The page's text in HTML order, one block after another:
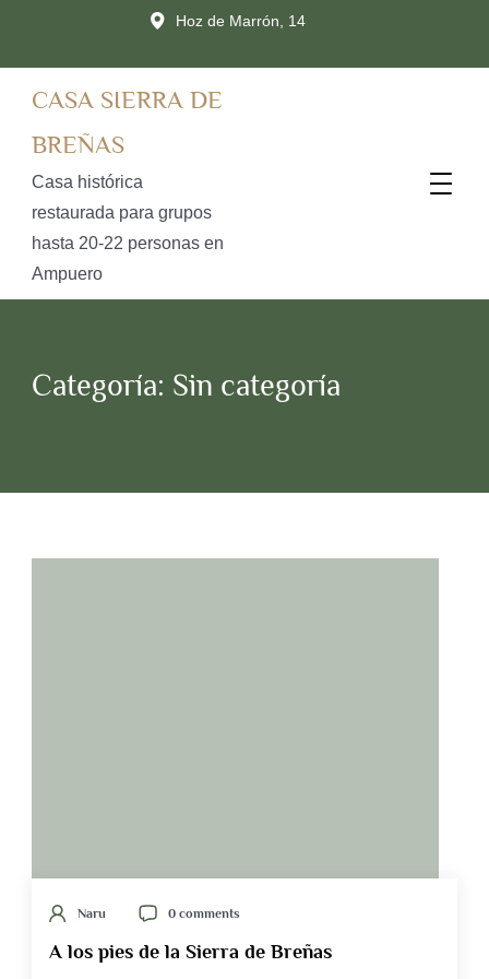
Hoz de Marrón, 14
CASA SIERRA DE
BREÑAS
Casa histórica
restaurada para grupos
hasta 20-22 personas en
Ampuero
Categoría: Sin categoría
Naru 0 comments
A los pies de la Sierra de Breñas